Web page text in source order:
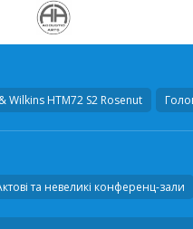
Wilkins HTM72 S2 Rosenut
та невеликі конференц-зали